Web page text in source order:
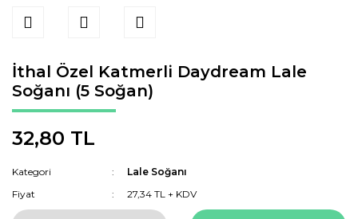
İthal Özel Katmerli Daydream Lale
Soğanı (5 Soğan)
32,80 TL
Kategori
Lale Soğanı
Fiyat
27,34 TL + KDV